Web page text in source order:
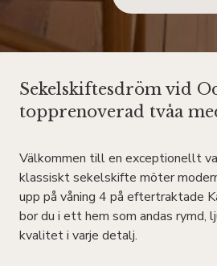
Sekelskiftesdröm vid
topprenoverad tvåa
Välkommen till en exceptionellt
klassiskt sekelskifte möter
upp på våning 4 på eftertraktade
bor du i ett hem som andas rymd,
kvalitet i varje detalj.